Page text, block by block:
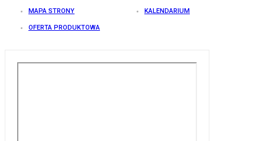
MAPA STRONY KALENDARIUM
OFERTA PRODUKTOWA